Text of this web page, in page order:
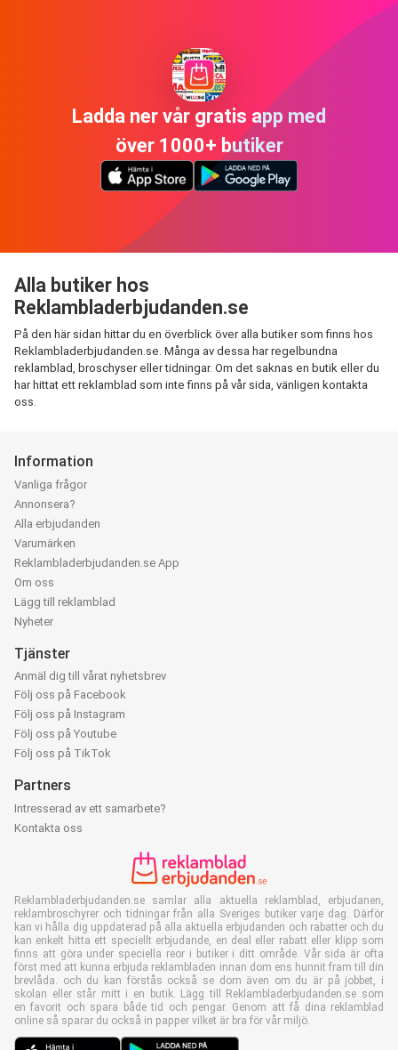
Ladda ner vår gratis app med
över 1000+ butiker
Alla butiker hos
Reklambladerbjudanden.se
På den här sidan hittar du en överblick över alla butiker som finns hos
Reklambladerbjudanden.se. Många av dessa har regelbundna
reklamblad, broschyser eller tidningar. Om det saknas en butik eller du
har hittat ett reklamblad som inte finns på vår sida, vänligen kontakta
oss.
Information
Vanliga frågor
Annonsera?
Alla erbjudanden
Varumärken
Reklambladerbjudanden.se App
Om oss
Lägg till reklamblad
Nyheter
Tjänster
Anmäl dig till vårat nyhetsbrev
Följ oss på Facebook
Följ oss på Instagram
Följ oss på Youtube
Följ oss på TikTok
Partners
Intresserad av ett samarbete?
Kontakta oss
Reklambladerbjudanden.se samlar alla aktuella reklamblad, erbjudanen,
reklambroschyrer och tidningar från alla Sveriges butiker varje dag. Därför
kan vi hålla dig uppdaterad på alla aktuella erbjudanden och rabatter och du
kan enkelt hitta ett speciellt erbjudande, en deal eller rabatt eller klipp som
finns att göra under speciella reor i butiker i ditt område. Vår sida är ofta
först med att kunna erbjuda reklambladen innan dom ens hunnit fram till din
brevlåda. och du kan förstås också se dom även om du är på jobbet, i
skolan eller står mitt i en butik. Lägg till Reklambladerbjudanden.se som
en favorit och spara både tid och pengar. Genom att få dina reklamblad
online så sparar du också in papper vilket är bra för vår miljö.